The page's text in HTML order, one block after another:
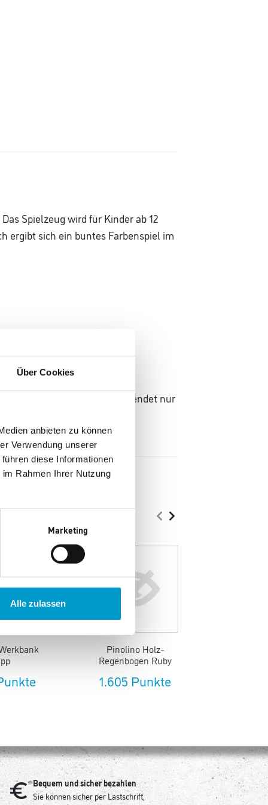
Über Cookies
anbieten zu können
Verwendung unserer
diese Informationen
Rahmen Ihrer Nutzung
Marketing
Alle zulassen
Spielzeug wird für Kinder ab 12
ergibt sich ein buntes Farbenspiel im
Unternehmen verwendet nur
Pinolino Holz-
Regenbogen Ruby
1.605 Punkte
Bequem und sicher bezahlen
Sie können sicher per Lastschrift,